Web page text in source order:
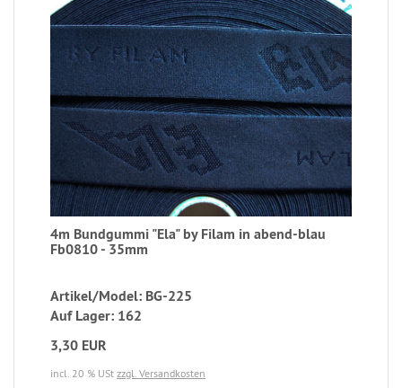
4m Bundgummi "Ela" by Filam in abend-blau
Fb0810 - 35mm
Artikel/Model: BG-225
Auf Lager: 162
3,30 EUR
incl. 20 % USt zzgl. Versandkosten